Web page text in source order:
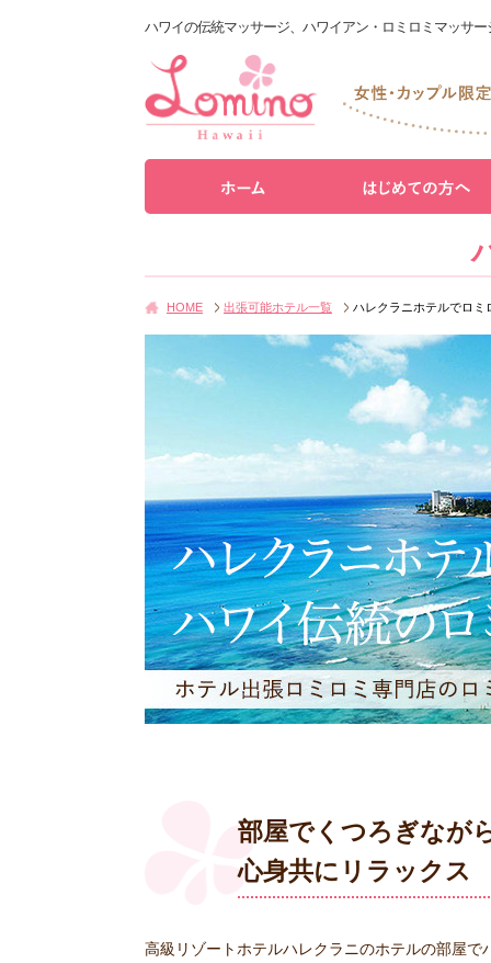
ハワイの伝統マッサージ、ハワイアン・ロミロミマッサ
HOME 出張可能ホテル一覧 ハレクラニホテルでロミ
部屋でくつろぎなが
心身共にリラックス
高級リゾートホテルハレクラニのホテルの部屋で